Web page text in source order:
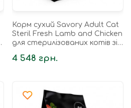
Корм сухий Savory Adult Cat
Steril Fresh Lamb and Chicken
для стерилізованих котів зі
4 548 грн.